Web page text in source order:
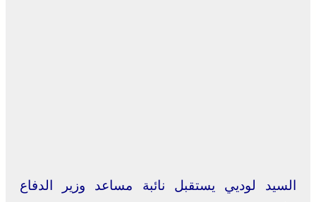
السيد لوديي يستقبل نائبة مساعد وزير الدفاع